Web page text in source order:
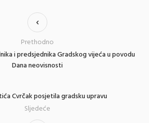
i predsjednika Gradskog vijeća u povodu
Dana neovisnosti
Prethodno
Cvrčak posjetila gradsku upravu
Sljedeće